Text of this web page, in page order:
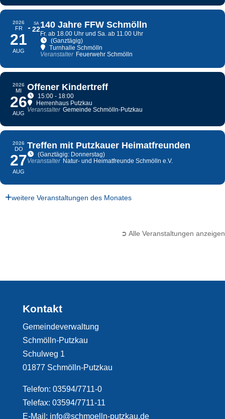
2026
FR
21
AUG
SA
22140 Jahre FFW Schmölln
Fr. ab 18.00 Uhr und Sa. ab 11.00 Uhr
(Ganztägig)
Turnhalle Schmölln
Veranstalter Feuerwehr Schmölln
2026
MI
26
AUG
Offener Kindertreff
15:00 - 18:00
Herrenhaus Putzkau
Veranstalter Gemeinde Schmölln-Putzkau
2026
DO
27
AUG
Treffen mit Putzkauer Heimatfreunden
(Ganztägig: Donnerstag)
Veranstalter Natur- und Heimatfreunde Schmölln e.V.
weitere Veranstaltungen des Monates
➲ Alle Veranstaltungen anzeigen
Kontakt
Gemeindeverwaltung
Schmölln-Putzkau
Schulweg 1
01877 Schmölln-Putzkau
Telefon: 03594/7711-0
Telefax: 03594/7711-11
E-Mail: info@schmoelln-putzkau.de